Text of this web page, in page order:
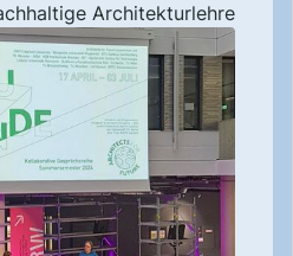
Architekturlehre